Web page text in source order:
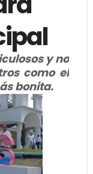
y no
como el
bonita.